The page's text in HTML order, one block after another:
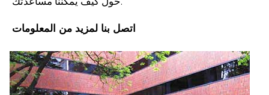
اتصل بنا لمزيد من المعلومات